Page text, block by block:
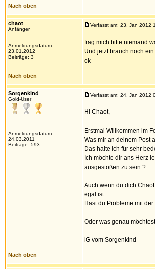
Nach oben
chaot
Anfänger
Anmeldungsdatum:
23.01.2012
Beiträge: 3
Verfasst am: 23. Jan 2012
frag mich bitte niemand
Und jetzt brauch noch
ok
Nach oben
Sorgenkind
Gold-User
Anmeldungsdatum:
24.03.2011
Beiträge: 593
Verfasst am: 24. Jan 2012
Hi Chaot,
Erstmal Willkommen im
Was mir an deinem Post
Das halte ich für sehr
Ich möchte dir ans Herz
ausgestoßen zu sein ?
Auch wenn du dich
egal ist.
Hast du Probleme mit
Oder was genau
lG vom Sorgenkind
Nach oben